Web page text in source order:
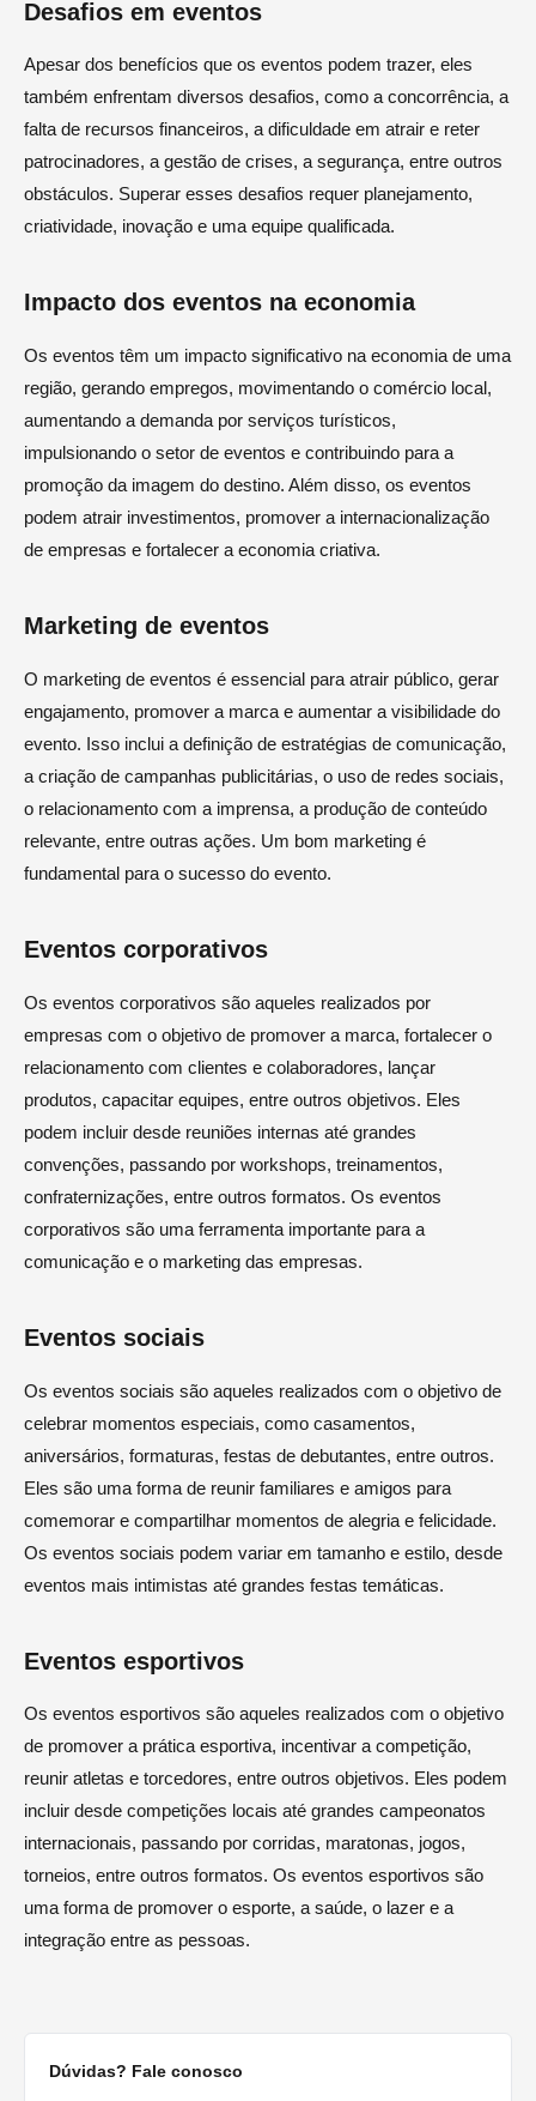
Desafios em eventos
Apesar dos benefícios que os eventos podem trazer, eles
também enfrentam diversos desafios, como a concorrência, a
falta de recursos financeiros, a dificuldade em atrair e reter
patrocinadores, a gestão de crises, a segurança, entre outros
obstáculos. Superar esses desafios requer planejamento,
criatividade, inovação e uma equipe qualificada.
Impacto dos eventos na economia
Os eventos têm um impacto significativo na economia de uma
região, gerando empregos, movimentando o comércio local,
aumentando a demanda por serviços turísticos,
impulsionando o setor de eventos e contribuindo para a
promoção da imagem do destino. Além disso, os eventos
podem atrair investimentos, promover a internacionalização
de empresas e fortalecer a economia criativa.
Marketing de eventos
O marketing de eventos é essencial para atrair público, gerar
engajamento, promover a marca e aumentar a visibilidade do
evento. Isso inclui a definição de estratégias de comunicação,
a criação de campanhas publicitárias, o uso de redes sociais,
o relacionamento com a imprensa, a produção de conteúdo
relevante, entre outras ações. Um bom marketing é
fundamental para o sucesso do evento.
Eventos corporativos
Os eventos corporativos são aqueles realizados por
empresas com o objetivo de promover a marca, fortalecer o
relacionamento com clientes e colaboradores, lançar
produtos, capacitar equipes, entre outros objetivos. Eles
podem incluir desde reuniões internas até grandes
convenções, passando por workshops, treinamentos,
confraternizações, entre outros formatos. Os eventos
corporativos são uma ferramenta importante para a
comunicação e o marketing das empresas.
Eventos sociais
Os eventos sociais são aqueles realizados com o objetivo de
celebrar momentos especiais, como casamentos,
aniversários, formaturas, festas de debutantes, entre outros.
Eles são uma forma de reunir familiares e amigos para
comemorar e compartilhar momentos de alegria e felicidade.
Os eventos sociais podem variar em tamanho e estilo, desde
eventos mais intimistas até grandes festas temáticas.
Eventos esportivos
Os eventos esportivos são aqueles realizados com o objetivo
de promover a prática esportiva, incentivar a competição,
reunir atletas e torcedores, entre outros objetivos. Eles podem
incluir desde competições locais até grandes campeonatos
internacionais, passando por corridas, maratonas, jogos,
torneios, entre outros formatos. Os eventos esportivos são
uma forma de promover o esporte, a saúde, o lazer e a
integração entre as pessoas.
Dúvidas? Fale conosco